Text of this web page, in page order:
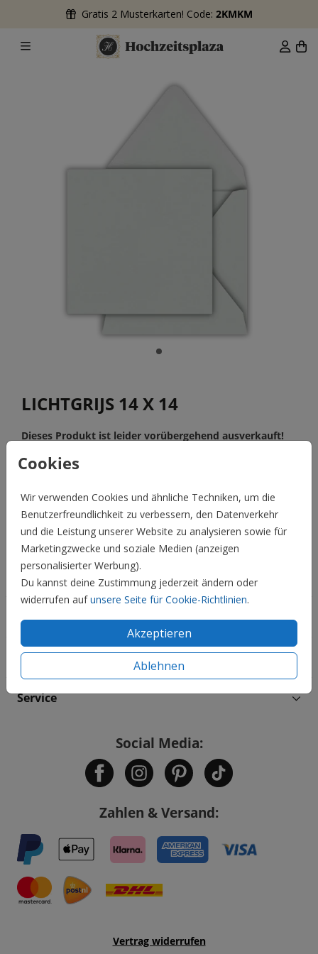
Gratis 2 Musterkarten! Code: 2KMKM
Cookies
Wir verwenden Cookies und ähnliche Techniken, um die
Benutzerfreundlichkeit zu verbessern, den Datenverkehr
und die Leistung unserer Website zu analysieren sowie für
Marketingzwecke und soziale Medien (anzeigen
personalisierter Werbung).
Du kannst deine Zustimmung jederzeit ändern oder
widerrufen aufunsere Seite für Cookie-Richtlinien.
Akzeptieren
Ablehnen
LICHTGRIJS 14 X 14
Dieses Produkt ist leider vorübergehend ausverkauft!
Wenn du Fragen hast, nimm bitte Kontakt mit uns auf.
BESCHREIBUNG
lichtgrijs 14 x 14
Preis:0,45 € für 1
Hochzeit
Familie & Feiertage
Informationen
Service
Social Media:
Zahlen & Versand:
Vertrag widerrufen